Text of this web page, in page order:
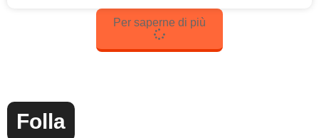
Per saperne di più
Folla